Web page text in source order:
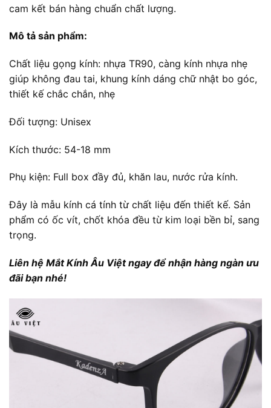
cam kết bán hàng chuẩn chất lượng.
Mô tả sản phẩm:
Chất liệu gọng kính: nhựa TR90, càng kính nhựa nhẹ
giúp không đau tai, khung kính dáng chữ nhật bo góc,
thiết kế chắc chắn, nhẹ
Đối tượng: Unisex
Kích thước: 54-18 mm
Phụ kiện: Full box đầy đủ, khăn lau, nước rửa kính.
Đây là mẫu kính cá tính từ chất liệu đến thiết kế. Sản
phẩm có ốc vít, chốt khóa đều từ kim loại bền bỉ, sang
trọng.
Liên hệ Mắt Kính Âu Việt ngay để nhận hàng ngàn ưu
đãi bạn nhé!